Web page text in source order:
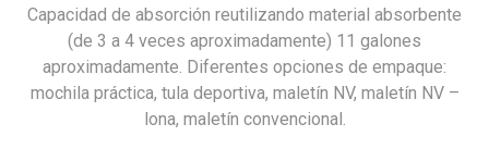
Capacidad de absorción reutilizando material absorbente
(de 3 a 4 veces aproximadamente) 11 galones
aproximadamente. Diferentes opciones de empaque:
mochila práctica, tula deportiva, maletín NV, maletín NV –
lona, maletín convencional.